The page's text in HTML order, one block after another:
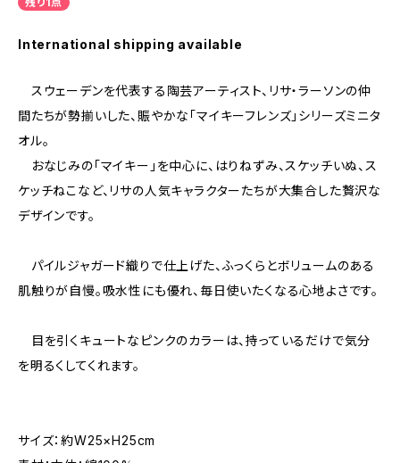
International shipping available
スウェーデンを代表する陶芸アーティスト、リサ・ラーソンの仲
間たちが勢揃いした、賑やかな「マイキーフレンズ」シリーズミニタ
オル。
おなじみの「マイキー」を中心に、はりねずみ、スケッチいぬ、ス
ケッチねこなど、リサの人気キャラクターたちが大集合した贅沢な
デザインです。
パイルジャガード織りで仕上げた、ふっくらとボリュームのある
肌触りが自慢。吸水性にも優れ、毎日使いたくなる心地よさです。
目を引くキュートなピンクのカラーは、持っているだけで気分
を明るくしてくれます。
サイズ：約W25×H25cm